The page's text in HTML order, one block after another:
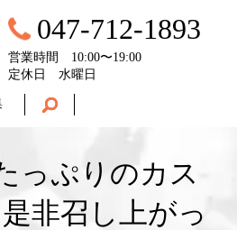
047-712-1893
営業時間 10:00〜19:00
定休日 水曜日
っぷりのカス
非召し上がっ